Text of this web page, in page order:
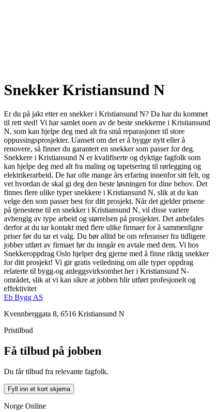
Snekker Kristiansund N
Er du på jakt etter en snekker i Kristiansund N? Da har du kommet
til rett sted! Vi har samlet noen av de beste snekkerne i Kristiansund
N, som kan hjelpe deg med alt fra små reparasjoner til store
oppussingsprosjekter. Uansett om det er å bygge nytt eller å
renovere, så finner du garantert en snekker som passer for deg.
Snekkere i Kristiansund N er kvalifiserte og dyktige fagfolk som
kan hjelpe deg med alt fra maling og tapetsering til rørlegging og
elektrikerarbeid. De har ofte mange års erfaring innenfor sitt felt, og
vet hvordan de skal gi deg den beste løsningen for dine behov. Det
finnes flere ulike typer snekkere i Kristiansund N, slik at du kan
velge den som passer best for ditt prosjekt. Når det gjelder prisene
på tjenestene til en snekker i Kristiansund N, vil disse variere
avhengig av type arbeid og størrelsen på prosjektet. Det anbefales
derfor at du tar kontakt med flere ulike firmaer for å sammenligne
priser før du tar et valg. Du bør alltid be om referanser fra tidligere
jobber utført av firmaet før du inngår en avtale med dem. Vi hos
Snekkeroppdrag Oslo hjelper deg gjerne med å finne riktig snekker
for ditt prosjekt! Vi gir gratis veiledning om alle typer oppdrag
relaterte til bygg-og anleggsvirksomhet her i Kristiansund N-
området, slik at vi kan sikre at jobben blir utført profesjonelt og
effektivitet
Eb Bygg AS
Kvennberggata 8, 6516 Kristiansund N
Pristilbud
Få tilbud på jobben
Du får tilbud fra relevante fagfolk.
Fyll inn et kort skjema
Norge Online